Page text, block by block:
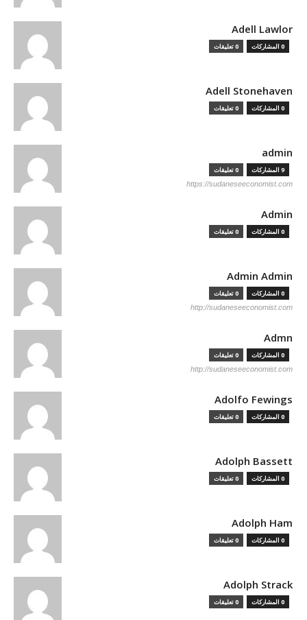
Adell Lawlor
0 المشاركات 0 تعليقات
Adell Stonehaven
0 المشاركات 0 تعليقات
admin
9 المشاركات 0 تعليقات
https://sudaneseeconomist.com
Admin
0 المشاركات 0 تعليقات
Admin Admin
0 المشاركات 0 تعليقات
http://sudaneseeconomist.com
Admn
0 المشاركات 0 تعليقات
http://sudaneseeconomist.com
Adolfo Fewings
0 المشاركات 0 تعليقات
Adolph Bassett
0 المشاركات 0 تعليقات
Adolph Ham
0 المشاركات 0 تعليقات
Adolph Strack
0 المشاركات 0 تعليقات